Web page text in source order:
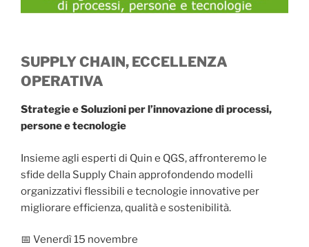
SUPPLY CHAIN, ECCELLENZA
OPERATIVA
Strategie e Soluzioni per l’innovazione di processi,
persone e tecnologie
Insieme agli esperti di Quin e QGS, affronteremo le
sfide della Supply Chain approfondendo modelli
organizzativi flessibili e tecnologie innovative per
migliorare efficienza, qualità e sostenibilità.
📅 Venerdì 15 novembre